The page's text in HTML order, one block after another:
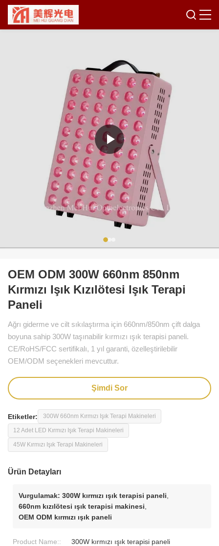
OEM ODM 300W 660nm 850nm
Kırmızı Işık Kızılötesi Işık Terapi
Paneli
Ağrı giderme ve cilt sıkılaştırma için 660nm/850nm çift dalga
boyuna sahip 300W taşınabilir kırmızı ışık terapisi paneli.
CE/RoHS/FCC sertifikalı, 1 yıl garanti, özelleştirilebilir
OEM/ODM seçenekleri mevcuttur.
Şimdi Sor
Etiketler: 300W 660nm Kırmızı Işık Terapi Makineleri
12 Adet LED Kırmızı Işık Terapi Makineleri
45W Kırmızı Işık Terapi Makineleri
Ürün Detayları
Vurgulamak: 300W kırmızı ışık terapisi paneli
660nm kızılötesi ışık terapisi makinesi
OEM ODM kırmızı ışık paneli
Product Name::
300W kırmızı ışık terapisi paneli